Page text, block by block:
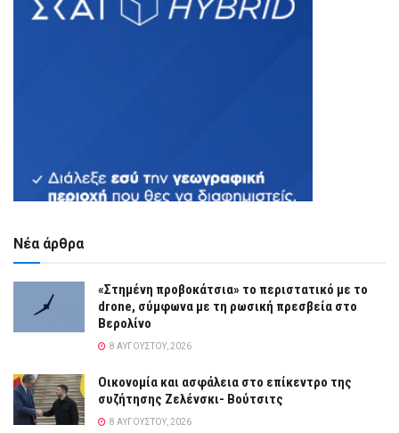
Νέα άρθρα
«Στημένη προβοκάτσια» το περιστατικό με το
drone, σύμφωνα με τη ρωσική πρεσβεία στο
Βερολίνο
8 ΑΥΓΟΎΣΤΟΥ, 2026
Οικονομία και ασφάλεια στο επίκεντρο της
συζήτησης Ζελένσκι- Βούτσιτς
8 ΑΥΓΟΎΣΤΟΥ, 2026